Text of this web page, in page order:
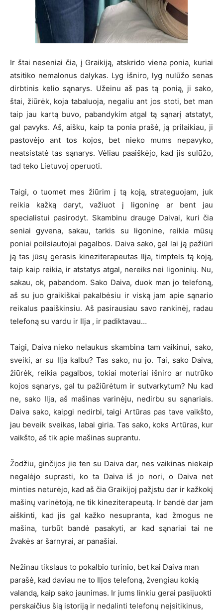
Ir štai neseniai čia, į Graikiją, atskrido viena ponia, kuriai
atsitiko nemalonus dalykas. Lyg išniro, lyg nulūžo senas
dirbtinis kelio sąnarys. Užeinu aš pas tą ponią, ji sako,
štai, žiūrėk, koja tabaluoja, negaliu ant jos stoti, bet man
taip jau kartą buvo, pabandykim atgal tą sąnarį atstatyt,
gal pavyks. Aš, aišku, kaip ta ponia prašė, ją prilaikiau, ji
pastovėjo ant tos kojos, bet nieko mums nepavyko,
neatsistatė tas sąnarys. Vėliau paaiškėjo, kad jis sulūžo,
tad teko Lietuvoj operuoti.
Taigi, o tuomet mes žiūrim į tą koją, strateguojam, juk
reikia kažką daryt, važiuot į ligoninę ar bent jau
specialistui pasirodyt. Skambinu drauge Daivai, kuri čia
seniai gyvena, sakau, tarkis su ligonine, reikia mūsų
poniai poilsiautojai pagalbos. Daiva sako, gal lai ją pažiūri
ją tas jūsų gerasis kineziterapeutas Ilja, timptels tą koją,
taip kaip reikia, ir atstatys atgal, nereiks nei ligoninių. Nu,
sakau, ok, pabandom. Sako Daiva, duok man jo telefoną,
aš su juo graikiškai pakalbėsiu ir viską jam apie sąnario
reikalus paaiškinsiu. Aš pasirausiau savo rankinėj, radau
telefoną su vardu ir Ilja , ir padiktavau…
Taigi, Daiva nieko nelaukus skambina tam vaikinui, sako,
sveiki, ar su Ilja kalbu? Tas sako, nu jo. Tai, sako Daiva,
žiūrėk, reikia pagalbos, tokiai moteriai išniro ar nutrūko
kojos sąnarys, gal tu pažiūrėtum ir sutvarkytum? Nu kad
ne, sako Ilja, aš mašinas varinėju, nedirbu su sąnariais.
Daiva sako, kaipgi nedirbi, taigi Artūras pas tave vaikšto,
jau beveik sveikas, labai giria. Tas sako, koks Artūras, kur
vaikšto, aš tik apie mašinas suprantu.
Žodžiu, ginčijos jie ten su Daiva dar, nes vaikinas niekaip
negalėjo suprasti, ko ta Daiva iš jo nori, o Daiva net
minties neturėjo, kad aš čia Graikijoj pažįstu dar ir kažkokį
mašinų varinėtoją, ne tik kineziterapeutą. Ir bandė dar jam
aiškinti, kad jis gal kažko nesupranta, kad žmogus ne
mašina, turbūt bandė pasakyti, ar kad sąnariai tai ne
žvakės ar šarnyrai, ar panašiai.
Nežinau tikslaus to pokalbio turinio, bet kai Daiva man
parašė, kad daviau ne to Iljos telefoną, žvengiau kokią
valandą, kaip sako jaunimas. Ir jums linkiu gerai pasijuokti
perskaičius šią istoriją ir nedalinti telefonų neįsitikinus,